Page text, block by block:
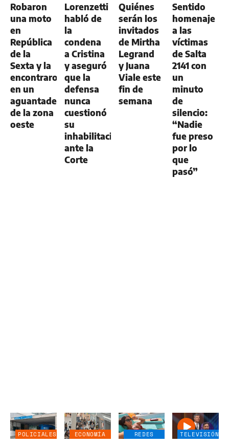
Robaron
una moto
en
República
de la
Sexta y la
encontraron
en un
aguantadero
de la zona
oeste
Lorenzetti
habló de
la
condena
a Cristina
y aseguró
que la
defensa
nunca
cuestionó
su
inhabilitación
ante la
Corte
Quiénes
serán los
invitados
de Mirtha
Legrand
y Juana
Viale este
fin de
semana
Sentido
homenaje
a las
víctimas
de Salta
2141 con
un
minuto
de
silencio:
“Nadie
fue preso
por lo
que
pasó”
POLICIALES
ECONOMÍA
REDES
TELEVISIÓN